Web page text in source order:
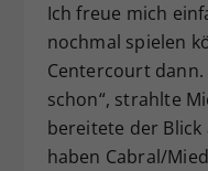
Ich freue mich
nochmal spielen
Centercourt dann.
schon“, strahlte
bereitete der Blick
haben Cabral/